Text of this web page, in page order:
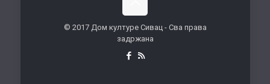
© 2017 Дом културе Сивац - Сва права
задржана